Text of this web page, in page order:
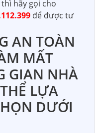
hãy gọi cho
để được tư
AN TOÀN
MẤT
GIAN NHÀ
LỰA
DƯỚI